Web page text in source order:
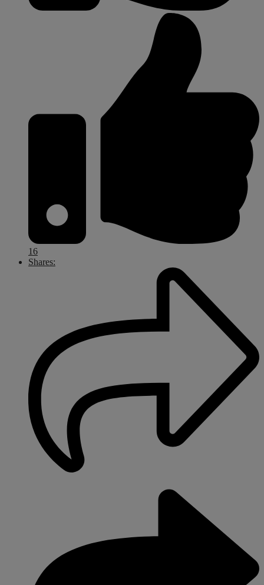
16
Shares: